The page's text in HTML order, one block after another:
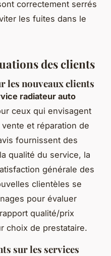
correctement serrés
les fuites dans le
des clients
les nouveaux clients
radiateur auto
ceux qui envisagent
et réparation de
fournissent des
qualité du service, la
générale des
clientèles se
pour évaluer
qualité/prix
choix de prestataire.
sur les services